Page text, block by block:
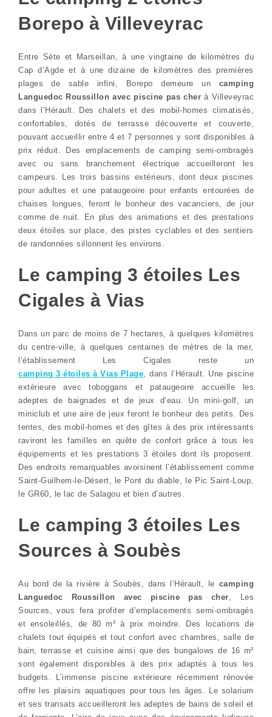
Borepo à Villeveyrac
Entre Sète et Marseillan, à une vingtaine de kilomètres du
Cap d’Agde et à une dizaine de kilomètres des premières
plages de sable infini, Borepo demeure un camping
Languedoc Roussillon avec piscine pas cher à Villeveyrac
dans l’Hérault. Des chalets et des mobil-homes climatisés,
confortables, dotés de terrasse découverte et couverte,
pouvant accueillir entre 4 et 7 personnes y sont disponibles à
prix réduit. Des emplacements de camping semi-ombragés
avec ou sans branchement électrique accueilleront les
campeurs. Les trois bassins extérieurs, dont deux piscines
pour adultes et une pataugeoire pour enfants entourées de
chaises longues, feront le bonheur des vacanciers, de jour
comme de nuit. En plus des animations et des prestations
deux étoiles sur place, des pistes cyclables et des sentiers
de randonnées sillonnent les environs.
Le camping 3 étoiles Les
Cigales à Vias
Dans un parc de moins de 7 hectares, à quelques kilomètres
du centre-ville, à quelques centaines de mètres de la mer,
l’établissement Les Cigales reste un
camping 3 étoiles à Vias Plage , dans l’Hérault. Une piscine
extérieure avec toboggans et pataugeoire accueille les
adeptes de baignades et de jeux d’eau. Un mini-golf, un
miniclub et une aire de jeux feront le bonheur des petits. Des
tentes, des mobil-homes et des gîtes à des prix intéressants
raviront les familles en quête de confort grâce à tous les
équipements et les prestations 3 étoiles dont ils proposent.
Des endroits remarquables avoisinent l’établissement comme
Saint-Guilhem-le-Désert, le Pont du diable, le Pic Saint-Loup,
le GR60, le lac de Salagou et bien d’autres.
Le camping 3 étoiles Les
Sources à Soubès
Au bord de la rivière à Soubès, dans l’Hérault, le camping
Languedoc Roussillon avec piscine pas cher , Les
Sources, vous fera profiter d’emplacements semi-ombragés
et ensoleillés, de 80 m² à prix moindre. Des locations de
chalets tout équipés et tout confort avec chambres, salle de
bain, terrasse et cuisine ainsi que des bungalows de 16 m²
sont également disponibles à des prix adaptés à tous les
budgets. L’immense piscine extérieure récemment rénovée
offre les plaisirs aquatiques pour tous les âges. Le solarium
et ses transats accueilleront les adeptes de bains de soleil et